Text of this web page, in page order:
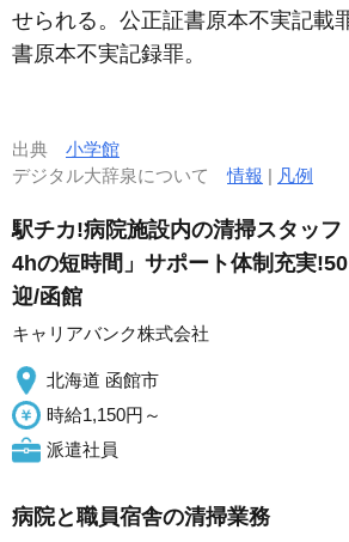
せられる。公正証書原本不実記載
書原本不実記録罪。
出典 小学館
デジタル大辞泉について情報 | 凡例
駅チカ!病院施設内の清掃スタッフ
4hの短時間」サポート体制充実
迎/函館
キャリアバンク株式会社
北海道 函館市
時給1,150円～
派遣社員
病院と職員宿舎の清掃業務